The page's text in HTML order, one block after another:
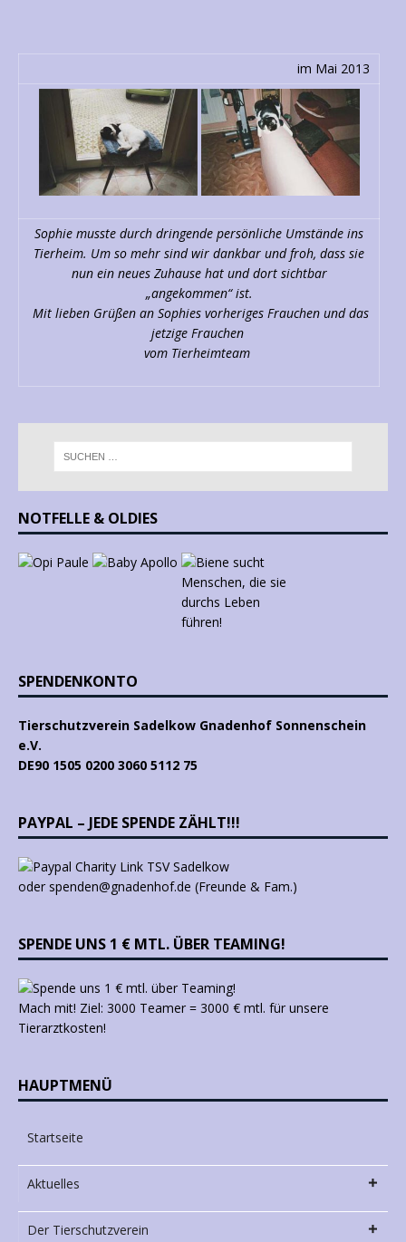
im Mai 2013
Sophie musste durch dringende persönliche Umstände ins
Tierheim. Um so mehr sind wir dankbar und froh, dass sie
nun ein neues Zuhause hat und dort sichtbar
„angekommen“ ist.
Mit lieben Grüßen an Sophies vorheriges Frauchen und das
jetzige Frauchen
vom Tierheimteam
NOTFELLE & OLDIES
SPENDENKONTO
Tierschutzverein Sadelkow Gnadenhof Sonnenschein
e.V.
DE90 1505 0200 3060 5112 75
PAYPAL – JEDE SPENDE ZÄHLT!!!
oder spenden@gnadenhof.de (Freunde & Fam.)
SPENDE UNS 1 € MTL. ÜBER TEAMING!
Mach mit! Ziel: 3000 Teamer = 3000 € mtl. für unsere
Tierarztkosten!
HAUPTMENÜ
Startseite
Aktuelles
Der Tierschutzverein